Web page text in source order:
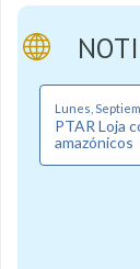
Lunes,
PTAR Loja
amazónicos